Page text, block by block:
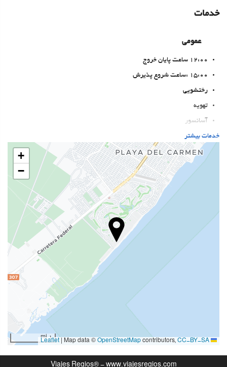
خدمات
عمومی
12:00 ساعت پایان خروج
15:00 :ساعت شروع پذیرش
رختشویی
تهویه
آسانسور
ساحل
دسترسی افراد با محدودیت‌های حرکتی
اتاق‌های غیرسیگاری‌ها
منطقه سیگار کشیدن
حیوانات خانگی مجاز نیست
بهداشت و سلامتی
Pool Bar
Waterslide
Private Beach Area
حوله مخصوص ساحل یا استخر
خدمات بیشتر
+
−
1 mi
Map data © OpenStreetMap contributors, CC-BY-SA
Viajes Regios® - www.viajesregios.com